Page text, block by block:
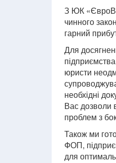
З ЮК
чинного
гарний
Для
юристи
необхідні
Вас дозволи
проблем з
Також ми
ФОП,
для